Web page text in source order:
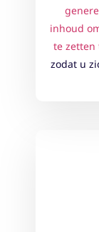
inhoud
te zetten
zodat u